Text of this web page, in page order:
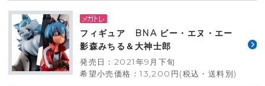
フィギュア BNA ビー・エヌ・エー
影森みちる＆大神士郎
発売日：2021年9月下旬
希望小売価格：13,200円(税込・送料別)